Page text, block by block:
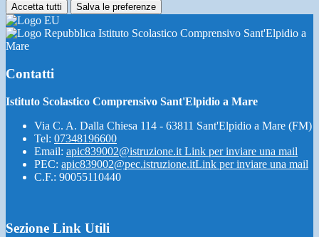
Accetta tutti Salva le preferenze
Istituto Scolastico Comprensivo Sant'Elpidio a
Mare
Contatti
Istituto Scolastico Comprensivo Sant'Elpidio a Mare
Via C. A. Dalla Chiesa 114 - 63811 Sant'Elpidio a Mare (FM)
Tel: 07348196600
Email: apic839002@istruzione.it Link per inviare una mail
PEC: apic839002@pec.istruzione.itLink per inviare una mail
C.F.: 90055110440
Sezione Link Utili